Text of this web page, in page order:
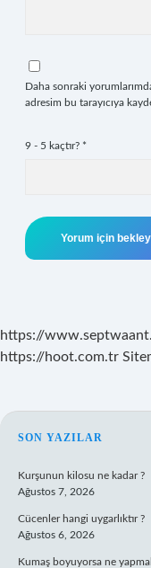
Daha sonraki
adresim bu tarayıcıya
9 - 5 kaçtır? *
https://
https://hoot.com.tr
SON YAZILAR
Kurşunun kilosu ne kadar ?
Ağustos 7, 2026
Cücenler hangi uygarlıktır ?
Ağustos 6, 2026
Kumaş boyuyorsa ne